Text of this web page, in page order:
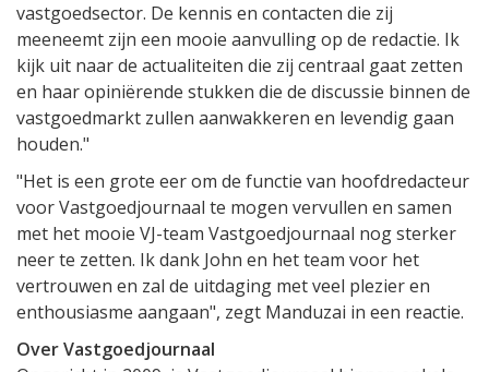
vastgoedsector. De kennis en contacten die zij
meeneemt zijn een mooie aanvulling op de redactie. Ik
kijk uit naar de actualiteiten die zij centraal gaat zetten
en haar opiniërende stukken die de discussie binnen de
vastgoedmarkt zullen aanwakkeren en levendig gaan
houden."
"Het is een grote eer om de functie van hoofdredacteur
voor Vastgoedjournaal te mogen vervullen en samen
met het mooie VJ-team Vastgoedjournaal nog sterker
neer te zetten. Ik dank John en het team voor het
vertrouwen en zal de uitdaging met veel plezier en
enthousiasme aangaan", zegt Manduzai in een reactie.
Over Vastgoedjournaal